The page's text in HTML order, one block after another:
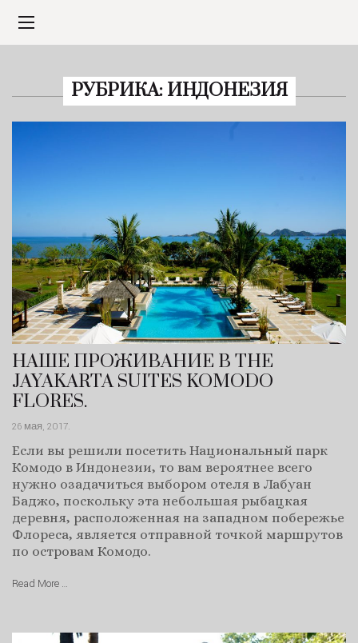
РУБРИКА: ИНДОНЕЗИЯ
НАШЕ ПРОЖИВАНИЕ В THE
JAYAKARTA SUITES KOMODO
FLORES.
26 мая, 2017.
Если вы решили посетить Национальный парк
Комодо в Индонезии, то вам вероятнее всего
нужно озадачиться выбором отеля в Лабуан
Баджо, поскольку эта небольшая рыбацкая
деревня, расположенная на западном побережье
Флореса, является отправной точкой маршрутов
по островам Комодо.
Read More …